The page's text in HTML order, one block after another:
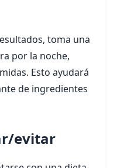
toma una
por la noche,
Esto ayudará
de ingredientes
evitar